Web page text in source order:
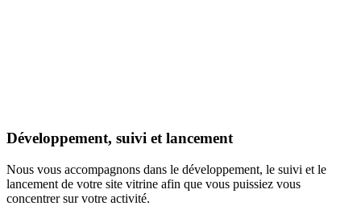
Développement, suivi et lancement
Nous vous accompagnons dans le développement, le suivi et le
lancement de votre site vitrine afin que vous puissiez vous
concentrer sur votre activité.